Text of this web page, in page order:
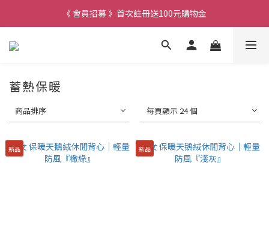
《 會員招募 》首次註冊送100元購物金
蓄熱保暖
商品排序 每頁顯示 24 個
新品 新品